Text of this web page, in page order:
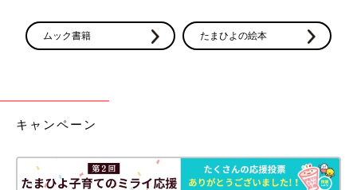
ムック書籍 たまひよの絵本
キャンペーン